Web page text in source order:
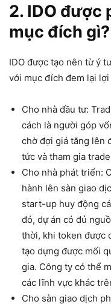
2. IDO được
mục đích gì?
IDO được tạo nên từ ý
với mục đích đem lại
Cho nhà đầu tư:
cách là người góp
chờ đợi giá tăng lên
tức và tham gia
Cho nhà phát triển:
hành lên sàn giao
start-up huy động
đó, dự án có đủ
thời, khi token được
tạo dựng được mối
gia. Công ty có thể
các lĩnh vực khác
Cho sàn giao dịch